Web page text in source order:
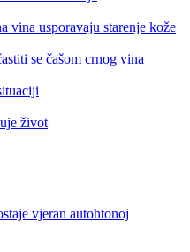
vina usporavaju starenje kože
se čašom crnog vina
život
vjeran autohtonoj